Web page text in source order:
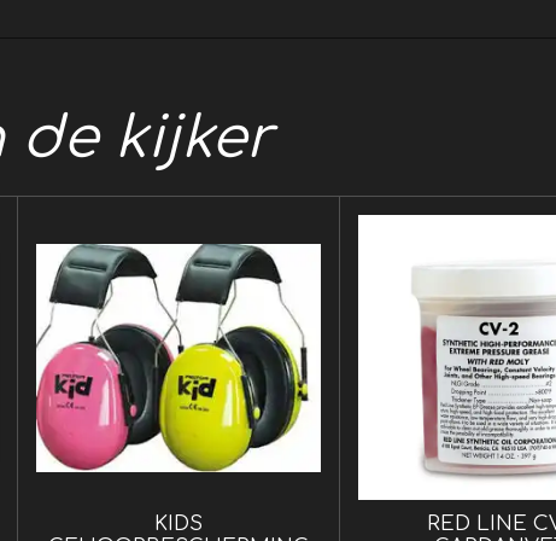
de kijker
KIDS
RED LINE